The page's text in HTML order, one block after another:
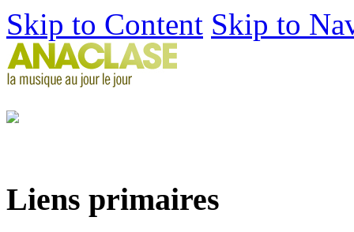
Skip to Content Skip to
Liens primaires